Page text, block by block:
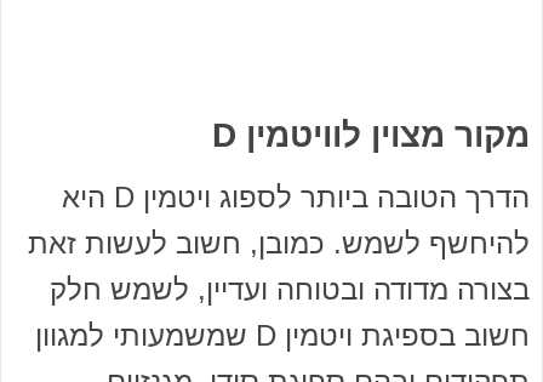
מקור מצוין לוויטמין D
הדרך הטובה ביותר לספוג ויטמין D היא
להיחשף לשמש. כמובן, חשוב לעשות זאת
בצורה מדודה ובטוחה ועדיין, לשמש חלק
חשוב בספיגת ויטמין D שמשמעותי למגוון